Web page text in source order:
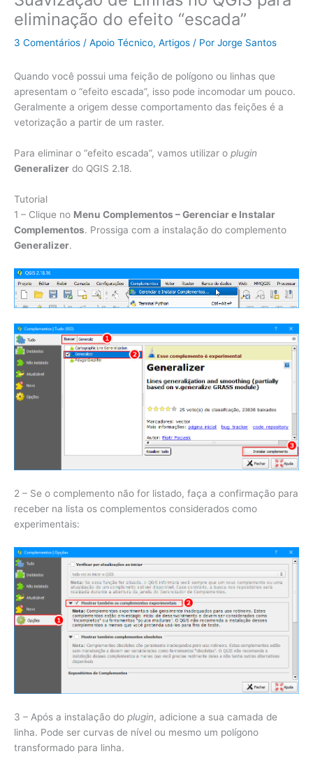
eliminação do efeito “escada”
3 Comentários / Apoio Técnico, Artigos / Por Jorge Santos
Quando você possui uma feição de polígono ou linhas que
apresentam o “efeito escada”, isso pode incomodar um pouco.
Geralmente a origem desse comportamento das feições é a
vetorização a partir de um raster.
Para eliminar o “efeito escada”, vamos utilizar o plugin
Generalizer do QGIS 2.18.
Tutorial
1 – Clique no Menu Complementos – Gerenciar e Instalar
Complementos. Prossiga com a instalação do complemento
Generalizer.
2 – Se o complemento não for listado, faça a confirmação para
receber na lista os complementos considerados como
experimentais:
3 – Após a instalação do plugin, adicione a sua camada de
linha. Pode ser curvas de nível ou mesmo um polígono
transformado para linha.